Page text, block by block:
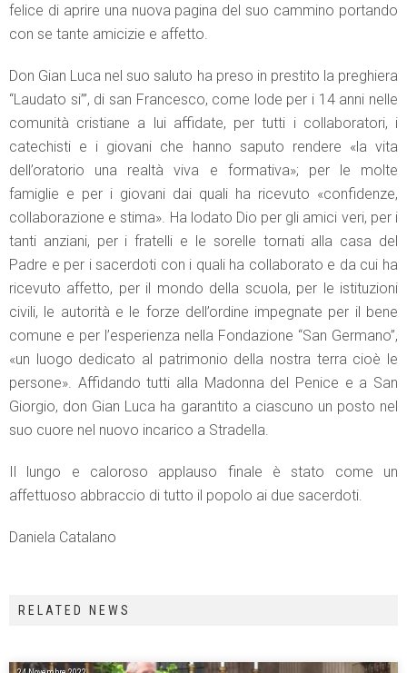
felice di aprire una nuova pagina del suo cammino portando
con se tante amicizie e affetto.
Don Gian Luca nel suo saluto ha preso in prestito la preghiera
“Laudato si’”, di san Francesco, come lode per i 14 anni nelle
comunità cristiane a lui affidate, per tutti i collaboratori, i
catechisti e i giovani che hanno saputo rendere «la vita
dell’oratorio una realtà viva e formativa»; per le molte
famiglie e per i giovani dai quali ha ricevuto «confidenze,
collaborazione e stima». Ha lodato Dio per gli amici veri, per i
tanti anziani, per i fratelli e le sorelle tornati alla casa del
Padre e per i sacerdoti con i quali ha collaborato e da cui ha
ricevuto affetto, per il mondo della scuola, per le istituzioni
civili, le autorità e le forze dell’ordine impegnate per il bene
comune e per l’esperienza nella Fondazione “San Germano”,
«un luogo dedicato al patrimonio della nostra terra cioè le
persone». Affidando tutti alla Madonna del Penice e a San
Giorgio, don Gian Luca ha garantito a ciascuno un posto nel
suo cuore nel nuovo incarico a Stradella.
Il lungo e caloroso applauso finale è stato come un
affettuoso abbraccio di tutto il popolo ai due sacerdoti.
Daniela Catalano
RELATED NEWS